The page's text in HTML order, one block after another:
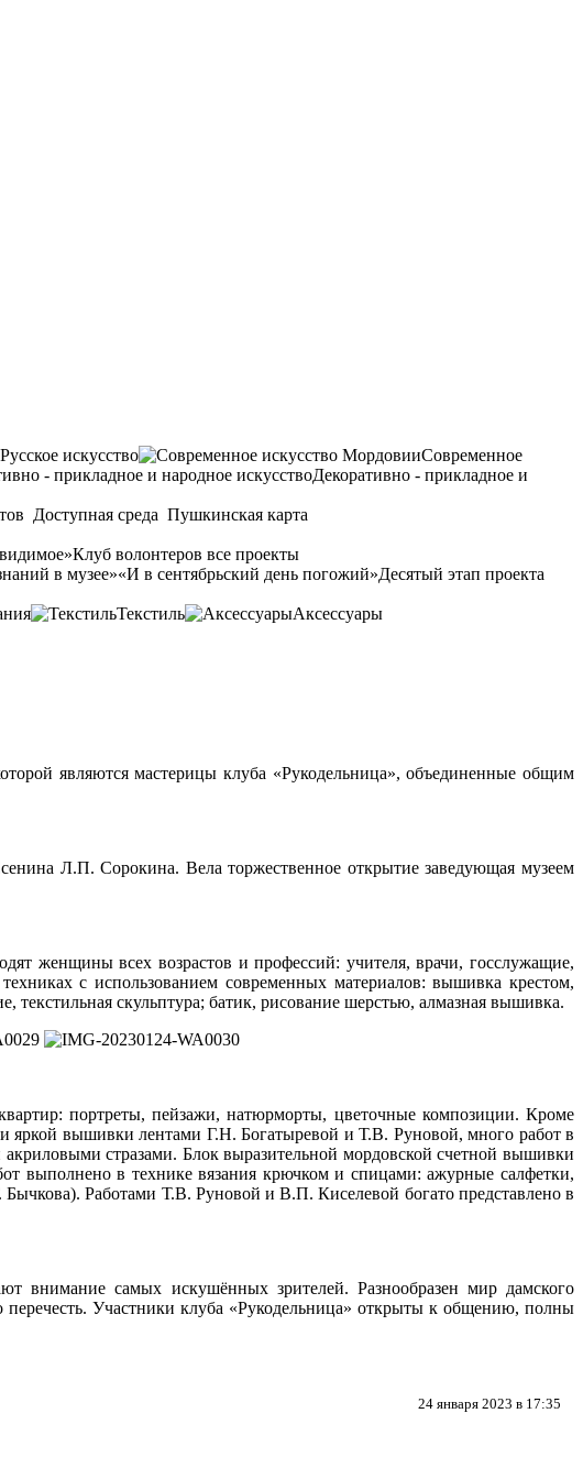
Русское искусство
Современное
Декоративно - прикладное и
Доступная среда Пушкинская карта
Клуб волонтеров все проекты
в музее»«И в сентябрьский день погожий»Десятый этап проекта
Текстиль Аксессуары
являются мастерицы клуба «Рукодельница», объединенные общим
Л.П. Сорокина. Вела торжественное открытие заведующая музеем
женщины всех возрастов и профессий: учителя, врачи, госслужащие,
с использованием современных материалов: вышивка крестом,
скульптура; батик, рисование шерстью, алмазная вышивка.
портреты, пейзажи, натюрморты, цветочные композиции. Кроме
вышивки лентами Г.Н. Богатыревой и Т.В. Руновой, много работ в
стразами. Блок выразительной мордовской счетной вышивки
выполнено в технике вязания крючком и спицами: ажурные салфетки,
Работами Т.В. Руновой и В.П. Киселевой богато представлено в
внимание самых искушённых зрителей. Разнообразен мир дамского
перечесть. Участники клуба «Рукодельница» открыты к общению, полны
24 января 2023 в 17:35